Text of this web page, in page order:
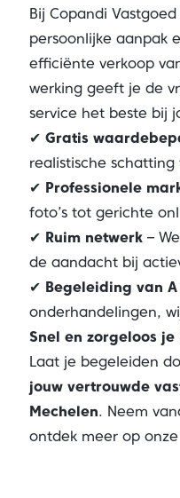
Bij Copandi
persoonlijke aanpak
efficiënte verkoop
werking geeft je de
service het beste bij
✔ Gratis
realistische schatting
✔ Professionele
foto’s tot gerichte
✔ Ruim netwerk–
de aandacht bij
✔ Begeleiding van
onderhandelingen,
Snel en zorgeloos je
Laat je begeleiden
jouw vertrouwde
Mechelen. Neem
ontdek meer op onze